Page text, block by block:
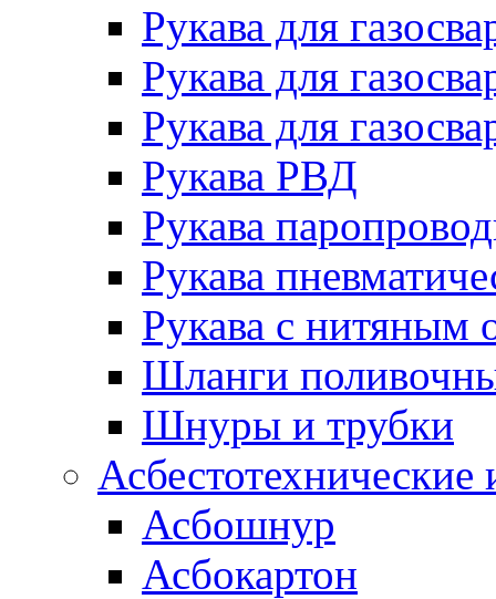
Рукава для
Рукава для
Рукава для
Рукава РВД
Рукава
Рукава
Рукава с нитяным
Шланги
Шнуры и трубки
Асбестотехнические
Асбошнур
Асбокартон